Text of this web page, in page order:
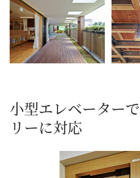
小型エレベーターで
リーに対応